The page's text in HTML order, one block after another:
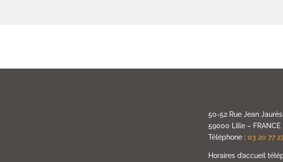
50-52 Rue Jean Jaurès
59000 Lille – FRANCE
Téléphone : 03 20 77
Horaires d’accueil